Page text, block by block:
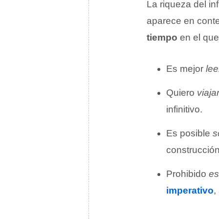
La riqueza del
aparece en
tiempo en el
Es mejor
Quiero viajar
infinitivo.
Es posible
Prohibido
imperativo,